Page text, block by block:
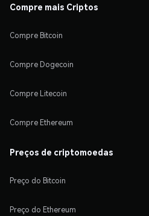
Compre mais Criptos
Compre Bitcoin
Compre Dogecoin
Compre Litecoin
Compre Ethereum
Preços de criptomoedas
Preço do Bitcoin
Preço do Ethereum